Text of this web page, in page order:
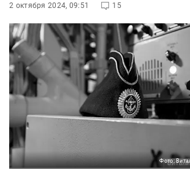
2 октября 2024, 09:51 15
Фото: